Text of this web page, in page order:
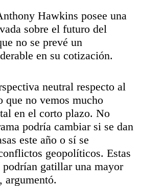
Hawkins posee una
sobre el futuro del
no se prevé un
en su cotización.
neutral respecto al
que no vemos mucho
en el corto plazo. No
podría cambiar si se dan
este año o sí se
geopolíticos. Estas
gatillar una mayor
argumentó.